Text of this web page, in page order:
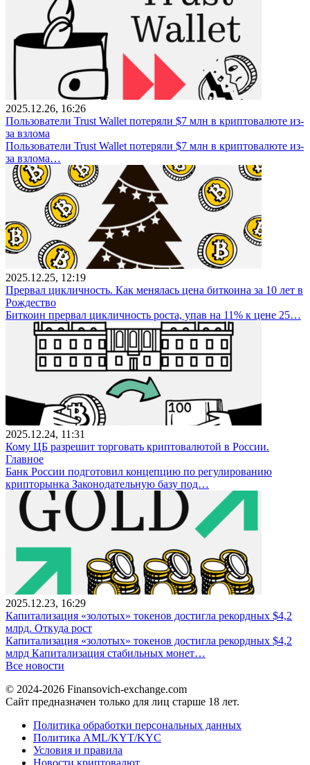
2025.12.26, 16:26
Пользователи Trust Wallet потеряли $7 млн в криптовалюте из-
за взлома
Пользователи Trust Wallet потеряли $7 млн в криптовалюте из-
за взлома…
2025.12.25, 12:19
Прервал цикличность. Как менялась цена биткоина за 10 лет в
Рождество
Биткоин прервал цикличность роста, упав на 11% к цене 25…
2025.12.24, 11:31
Кому ЦБ разрешит торговать криптовалютой в России.
Главное
Банк России подготовил концепцию по регулированию
крипторынка Законодательную базу под…
2025.12.23, 16:29
Капитализация «золотых» токенов достигла рекордных $4,2
млрд. Откуда рост
Капитализация «золотых» токенов достигла рекордных $4,2
млрд Капитализация стабильных монет…
Все новости
© 2024-2026 Finansovich-exchange.com
Сайт предназначен только для лиц старше 18 лет.
Политика обработки персональных данных
Политика AML/KYT/KYC
Условия и правила
Новости криптовалют